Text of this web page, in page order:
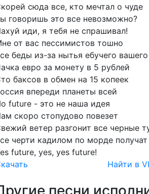
сюда все, кто мечтал о чуде
говоришь это все невозможно?
иди, я тебя не спрашивал!
от вас пессимистов тошно
беды из-за нытья ебучего вашего
евро за монету в 5 рублей
баксов в обмен на 15 копеек
впереди планеты всей
future - это не наша идея
скоро стопудово повезет
ветер разгонит все черные
черти кадилом по морде получат
future, yes, yes future!
Найти в
песни